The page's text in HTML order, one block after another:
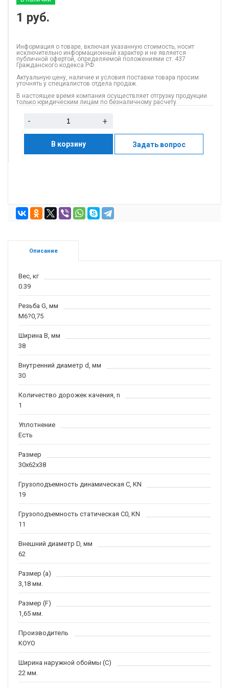
1 руб.
Информация о товаре, включая указанную стоимость, носит
исключительно информационный характер и не является
публичной офертой, определяемой положениями ст. 437
Гражданского кодекса РФ.
Актуальную цену, наличие и условия поставки товара просим
уточнять у специалистов отдела продаж.
В настоящее время компания осуществляет отгрузку продукции
только юридическим лицам по безналичному расчету.
- +
В корзину Задать вопрос
Описание
Вес, кг
0.39
Резьба G, мм
M6?0,75
Ширина B, мм
38
Внутренний диаметр d, мм
30
Количество дорожек качения, n
1
Уплотнение
Есть
Размер
30x62x38
Грузоподъемность динамическая C, KN
19
Грузоподъемность статическая C0, KN
11
Внешний диаметр D, мм
62
Размер (a)
3,18 мм.
Размер (F)
1,65 мм.
Производитель
KOYO
Ширина наружной обоймы (C)
22 мм.